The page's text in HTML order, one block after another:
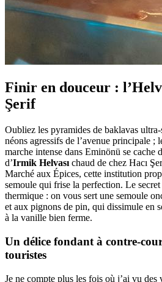
Finir en douceur :
Şerif
Oubliez les pyramides de baklavas
néons agressifs de l’avenue principale ;
marche intense dans Eminönü se cache
d’Irmik Helvası chaud de chez Hacı
Marché aux Épices, cette institution
semoule qui frise la perfection. Le
thermique : on vous sert une semoule
et aux pignons de pin, qui dissimule en
à la vanille bien ferme.
Un délice fondant à contre-
touristes
Je ne compte plus les fois où j’ai vu des